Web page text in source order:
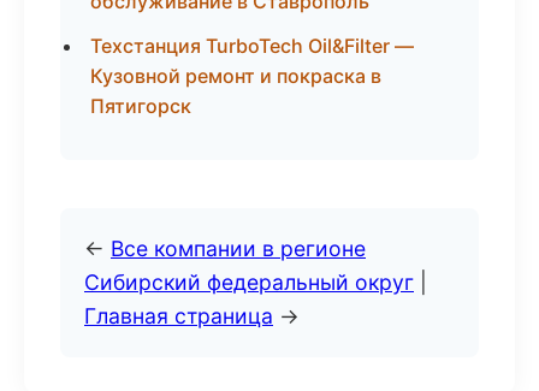
Техстанция TurboTech Oil&Filter —
Кузовной ремонт и покраска в
Пятигорск
← Все компании в регионе
Сибирский федеральный округ
Главная страница →